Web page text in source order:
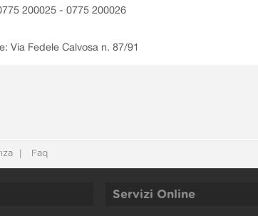
200025 - 0775 200026
Via Fedele Calvosa n. 87/91
Faq
Servizi Online